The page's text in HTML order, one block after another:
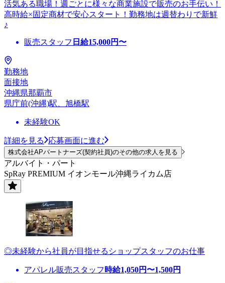
活気ある職場！週ごとに様々な商業施設で販売のお手伝い！
高時給×固定商材で安心スタート！勤務地は週替わりで新鮮
♪
販売スタッフ 日給15,000円〜
勤務地
面接地
沖縄県那覇市
県庁前(沖縄)駅、旭橋駅
未経験OK
詳細を見る 応募画面に進む
株式会社APパートナーズ(契約社員)のその他の求人を見る
アルバイト・パート
SpRay PREMIUM イオンモール沖縄ライカム店
◎未経験から社員が目指せるショップスタッフのお仕事
アパレル販売スタッフ 時給1,050円〜1,500円